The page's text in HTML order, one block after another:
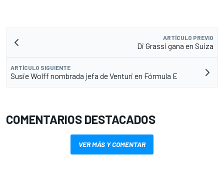
ARTÍCULO PREVIO
Di Grassi gana en Suiza
ARTÍCULO SIGUIENTE
Susie Wolff nombrada jefa de Venturi en Fórmula E
COMENTARIOS DESTACADOS
VER MÁS Y COMENTAR